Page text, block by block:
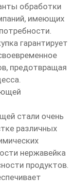
обработки
имеющих
гарантирует
предотвращая
стали очень
различных
нержавейка
продуктов.